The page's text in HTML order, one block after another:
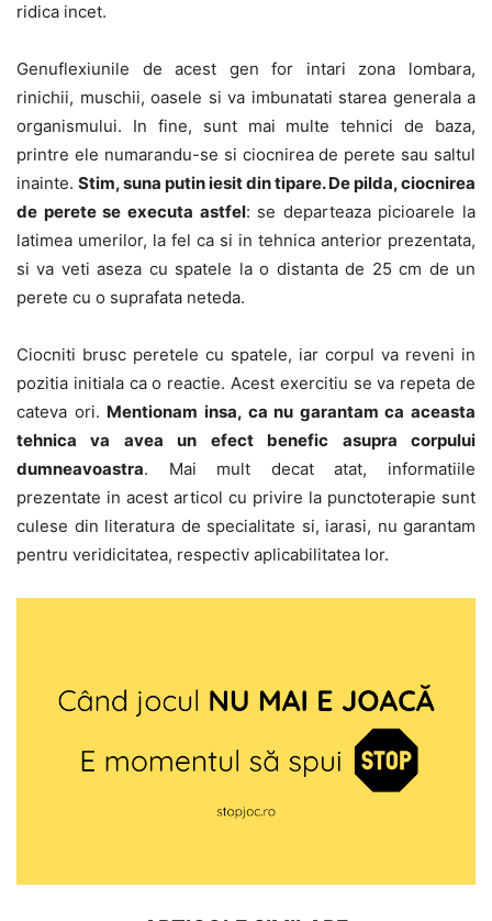
ridica incet.
Genuflexiunile de acest gen for intari zona lombara,
rinichii, muschii, oasele si va imbunatati starea generala a
organismului. In fine, sunt mai multe tehnici de baza,
printre ele numarandu-se si ciocnirea de perete sau saltul
inainte. Stim, suna putin iesit din tipare. De pilda, ciocnirea
de perete se executa astfel: se departeaza picioarele la
latimea umerilor, la fel ca si in tehnica anterior prezentata,
si va veti aseza cu spatele la o distanta de 25 cm de un
perete cu o suprafata neteda.
Ciocniti brusc peretele cu spatele, iar corpul va reveni in
pozitia initiala ca o reactie. Acest exercitiu se va repeta de
cateva ori. Mentionam insa, ca nu garantam ca aceasta
tehnica va avea un efect benefic asupra corpului
dumneavoastra. Mai mult decat atat, informatiile
prezentate in acest articol cu privire la punctoterapie sunt
culese din literatura de specialitate si, iarasi, nu garantam
pentru veridicitatea, respectiv aplicabilitatea lor.